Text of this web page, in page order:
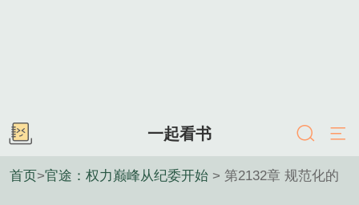
一起看书
首页>官途：权力巅峰从纪委开始 > 第2132章 规范化的